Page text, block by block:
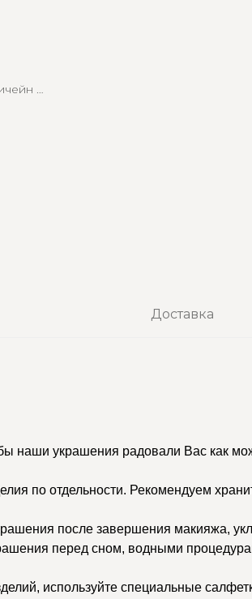
с
Доставка
наши украшения радовали Вас как
по отдельности. Рекомендуем
после завершения макияжа,
перед сном, водными
используйте специальные